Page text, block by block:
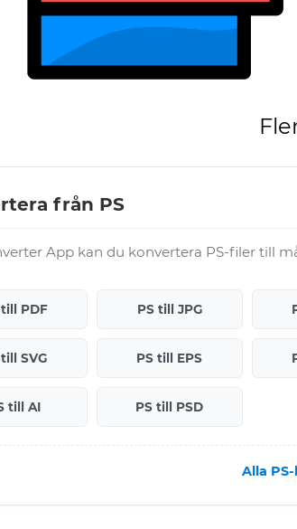
från PS
App kan du konvertera PS-filer till
till PDF PS till JPG
SVG PS till EPS
till AI PS till PSD
Alla